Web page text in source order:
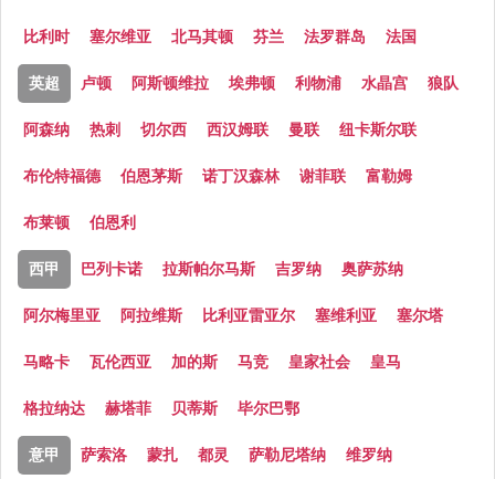
比利时 塞尔维亚 北马其顿 芬兰 法罗群岛 法国
英超 卢顿 阿斯顿维拉 埃弗顿 利物浦 水晶宫 狼队
阿森纳 热刺 切尔西 西汉姆联 曼联 纽卡斯尔联
布伦特福德 伯恩茅斯 诺丁汉森林 谢菲联 富勒姆
布莱顿 伯恩利
西甲 巴列卡诺 拉斯帕尔马斯 吉罗纳 奥萨苏纳
阿尔梅里亚 阿拉维斯 比利亚雷亚尔 塞维利亚 塞尔塔
马略卡 瓦伦西亚 加的斯 马竞 皇家社会 皇马
格拉纳达 赫塔菲 贝蒂斯 毕尔巴鄂
意甲 萨索洛 蒙扎 都灵 萨勒尼塔纳 维罗纳